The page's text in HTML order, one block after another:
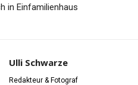
in Einfamilienhaus
Ulli Schwarze
Redakteur & Fotograf